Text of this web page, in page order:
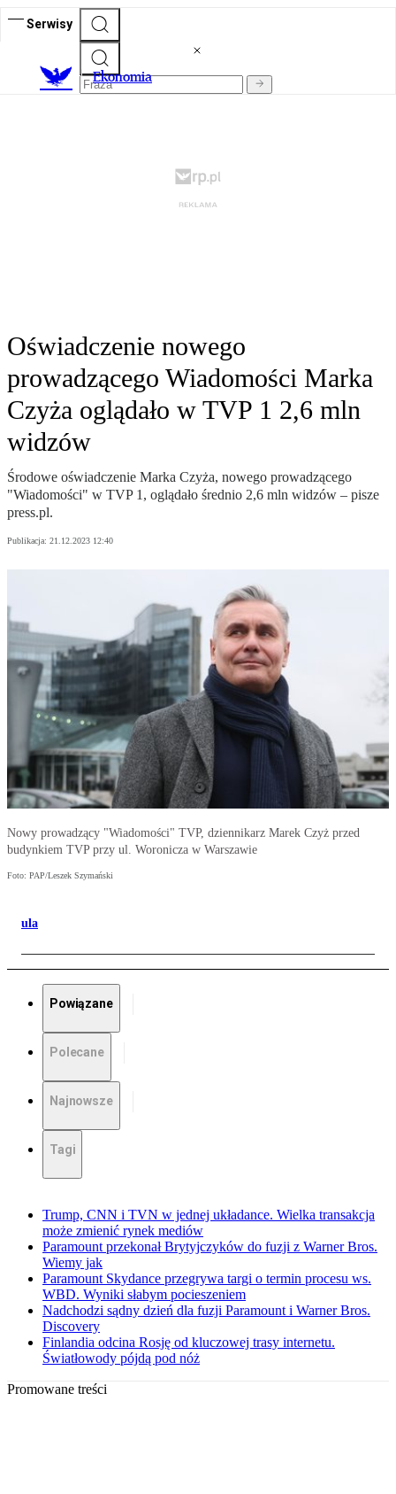
Serwisy
Ekonomia
Oświadczenie nowego
prowadzącego Wiadomości Marka
Czyża oglądało w TVP 1 2,6 mln
widzów
Środowe oświadczenie Marka Czyża, nowego prowadzącego
"Wiadomości" w TVP 1, oglądało średnio 2,6 mln widzów – pisze
press.pl.
Publikacja: 21.12.2023 12:40
Nowy prowadzący "Wiadomości" TVP, dziennikarz Marek Czyż przed
budynkiem TVP przy ul. Woronicza w Warszawie
Foto: PAP/Leszek Szymański
ula
Powiązane
Polecane
Najnowsze
Tagi
Trump, CNN i TVN w jednej układance. Wielka transakcja
może zmienić rynek mediów
Paramount przekonał Brytyjczyków do fuzji z Warner Bros.
Wiemy jak
Paramount Skydance przegrywa targi o termin procesu ws.
WBD. Wyniki słabym pocieszeniem
Nadchodzi sądny dzień dla fuzji Paramount i Warner Bros.
Discovery
Finlandia odcina Rosję od kluczowej trasy internetu.
Światłowody pójdą pod nóż
Promowane treści